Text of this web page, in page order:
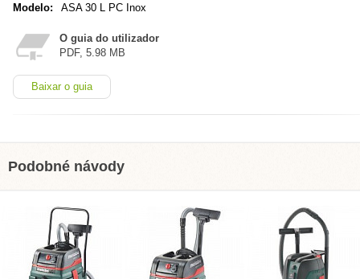
Modelo:
ASA 30 L PC Inox
O guia do utilizador
PDF, 5.98 MB
Baixar o guia
Podobné návody